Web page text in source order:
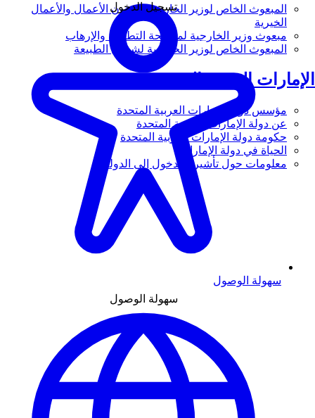
المبعوث الخاص لوزير الخارجية لشؤون الأعمال والأعمال
الخيرية
مبعوث وزير الخارجية لمكافحة التطرف والإرهاب
المبعوث الخاص لوزير الخارجية لشؤون الطبيعة
الإمارات العربية المتحدة
مؤسس دولة الإمارات العربية المتحدة
عن دولة الإمارات العربية المتحدة
حكومة دولة الإمارات العربية المتحدة
الحياة في دولة الإمارات
معلومات حول تأشيرة الدخول إلى الدولة
تسجيل الدخول
سهولة الوصول
سهولة الوصول